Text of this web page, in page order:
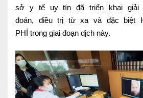
Bác sĩ online - Tư vấn từ xa
Bác sĩ gia đình chăm sóc y tế 24/7
Nhà thuốc GPP
Dịch vụ Y tế Cơ quan – MEDI-OFFICE
Dịch vụ Y tế gia đình – MEDI-HOME
sở y tế uy tín đã triển khai giải
đoán, điều trị từ xa và đặc biệt
PHÍ trong giai đoạn dịch này.